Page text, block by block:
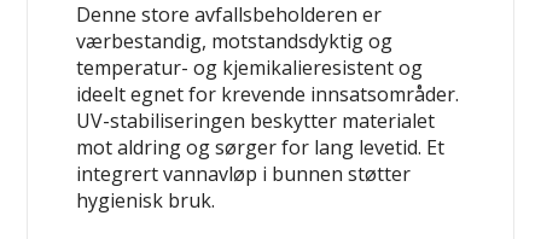
Denne store avfallsbeholderen er
værbestandig, motstandsdyktig og
temperatur- og kjemikalieresistent og
ideelt egnet for krevende innsatsområder.
UV-stabiliseringen beskytter materialet
mot aldring og sørger for lang levetid. Et
integrert vannavløp i bunnen støtter
hygienisk bruk.